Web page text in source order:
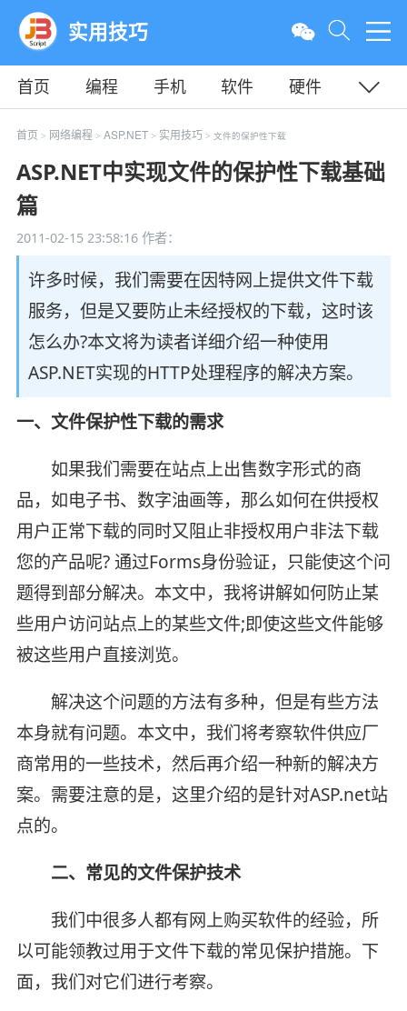
实用技巧
首页 编程 手机 软件
硬件
教程
平面 服务器
首页 > 网络编程 > ASP.NET > 实用技巧 > 文件的保护性下载
ASP.NET中实现文件的保护性下载基础
篇
2011-02-15 23:58:16作者：
许多时候，我们需要在因特网上提供文件下载
服务，但是又要防止未经授权的下载，这时该
怎么办?本文将为读者详细介绍一种使用
ASP.NET实现的HTTP处理程序的解决方案。
一、文件保护性下载的需求
如果我们需要在站点上出售数字形式的商
品，如电子书、数字油画等，那么如何在供授权
用户正常下载的同时又阻止非授权用户非法下载
您的产品呢? 通过Forms身份验证，只能使这个问
题得到部分解决。本文中，我将讲解如何防止某
些用户访问站点上的某些文件;即使这些文件能够
被这些用户直接浏览。
解决这个问题的方法有多种，但是有些方法
本身就有问题。本文中，我们将考察软件供应厂
商常用的一些技术，然后再介绍一种新的解决方
案。需要注意的是，这里介绍的是针对ASP.net站
点的。
二、常见的文件保护技术
我们中很多人都有网上购买软件的经验，所
以可能领教过用于文件下载的常见保护措施。下
面，我们对它们进行考察。